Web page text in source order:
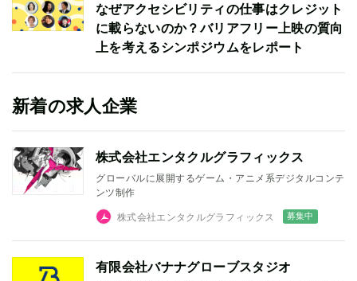
なぜアクセシビリティの仕事はクレジット
に載らないのか？バリアフリー上映の質向
上を考えるシンポジウムをレポート
新着の求人企業
株式会社エンタクルグラフィックス
グローバルに展開するゲーム・アニメ系デジタルコンテ
ンツ制作
株式会社エンタクルグラフィックス 募集中
有限会社バナナグローブスタジオ